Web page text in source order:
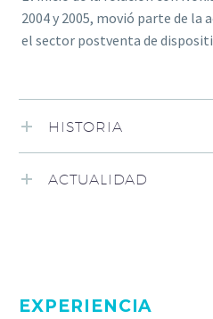
2004 y 2005, movió parte de la
el sector postventa de
HISTORIA
ACTUALIDAD
EXPERIENCIA